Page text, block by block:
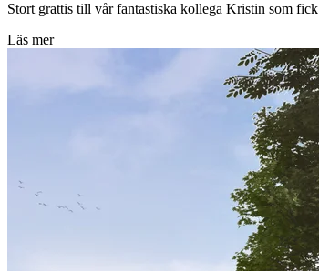
Stort grattis till vår fantastiska kollega Kristin som
Läs mer